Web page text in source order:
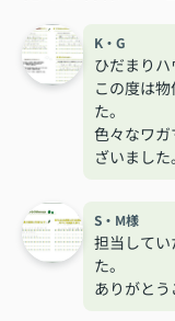
K・G
ひだまり
この度は
た。
色々なワ
ざいました。
S・M様
担当して
た。
ありがとう